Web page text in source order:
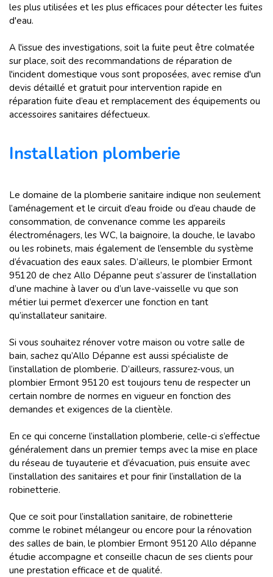
les plus utilisées et les plus efficaces pour détecter les fuites
d'eau.
A l'issue des investigations, soit la fuite peut être colmatée
sur place, soit des recommandations de réparation de
l'incident domestique vous sont proposées, avec remise d'un
devis détaillé et gratuit pour intervention rapide en
réparation fuite d’eau et remplacement des équipements ou
accessoires sanitaires défectueux.
Installation plomberie
Le domaine de la plomberie sanitaire indique non seulement
l’aménagement et le circuit d’eau froide ou d’eau chaude de
consommation, de convenance comme les appareils
électroménagers, les WC, la baignoire, la douche, le lavabo
ou les robinets, mais également de l’ensemble du système
d’évacuation des eaux sales. D’ailleurs, le plombier Ermont
95120 de chez Allo Dépanne peut s’assurer de l’installation
d’une machine à laver ou d’un lave-vaisselle vu que son
métier lui permet d’exercer une fonction en tant
qu’installateur sanitaire.
Si vous souhaitez rénover votre maison ou votre salle de
bain, sachez qu’Allo Dépanne est aussi spécialiste de
l’installation de plomberie. D’ailleurs, rassurez-vous, un
plombier Ermont 95120 est toujours tenu de respecter un
certain nombre de normes en vigueur en fonction des
demandes et exigences de la clientèle.
En ce qui concerne l’installation plomberie, celle-ci s’effectue
généralement dans un premier temps avec la mise en place
du réseau de tuyauterie et d’évacuation, puis ensuite avec
l’installation des sanitaires et pour finir l’installation de la
robinetterie.
Que ce soit pour l’installation sanitaire, de robinetterie
comme le robinet mélangeur ou encore pour la rénovation
des salles de bain, le plombier Ermont 95120 Allo dépanne
étudie accompagne et conseille chacun de ses clients pour
une prestation efficace et de qualité.